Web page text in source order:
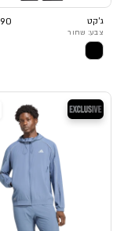
ג'קט ₪
צבע: שחור
בלעדי